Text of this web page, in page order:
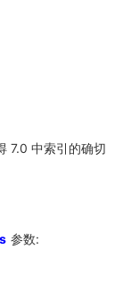
7.0 中索引的确切
参数: